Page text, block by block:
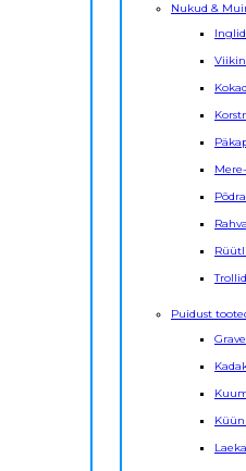
Nukud &
Inglid
Kokad
Trollid
Puidust